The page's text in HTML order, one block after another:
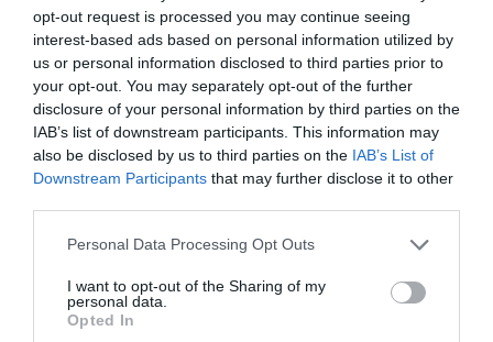
opt-out request is processed you may continue seeing
interest-based ads based on personal information utilized by
us or personal information disclosed to third parties prior to
your opt-out. You may separately opt-out of the further
disclosure of your personal information by third parties on the
IAB’s list of downstream participants. This information may
also be disclosed by us to third parties on the IAB’s List of
Downstream Participants that may further disclose it to other
Please note that this website/app uses one or more Google
not limited to your visit or usage behaviour. You may click to
grant or deny consent to Google and its third-party tags to
use your data for below specified purposes in below Google
Personal Data Processing Opt Outs
I want to opt-out of the Sharing of my
personal data.
Opted In
Αποθήκευσε το όνομά μου, email, και τον ιστότοπο μου σε
αυτόν τον πλοηγό για την επόμενη φορά που θα σχολιάσω.